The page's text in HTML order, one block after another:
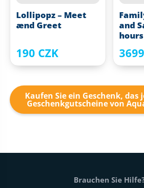
Lollipopz – Meet
ænd Greet
190 CZK
and
hours
Kaufen Sie ein Geschenk, das
Geschenkgutscheine von
Fußtext der Website
Brauchen Sie